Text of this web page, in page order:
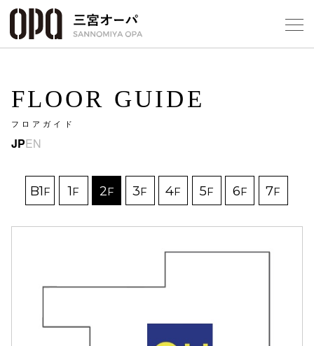
FLOOR GUIDE
フロアガイド
JPEN
B1F 1F 2F 3F 4F 5F 6F 7F